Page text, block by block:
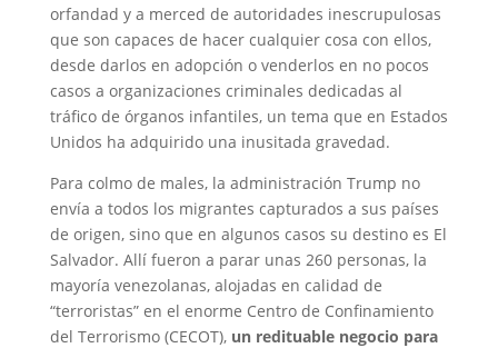
orfandad y a merced de autoridades inescrupulosas
que son capaces de hacer cualquier cosa con ellos,
desde darlos en adopción o venderlos en no pocos
casos a organizaciones criminales dedicadas al
tráfico de órganos infantiles, un tema que en Estados
Unidos ha adquirido una inusitada gravedad.
Para colmo de males, la administración Trump no
envía a todos los migrantes capturados a sus países
de origen, sino que en algunos casos su destino es El
Salvador. Allí fueron a parar unas 260 personas, la
mayoría venezolanas, alojadas en calidad de
“terroristas” en el enorme Centro de Confinamiento
del Terrorismo (CECOT), un redituable negocio para